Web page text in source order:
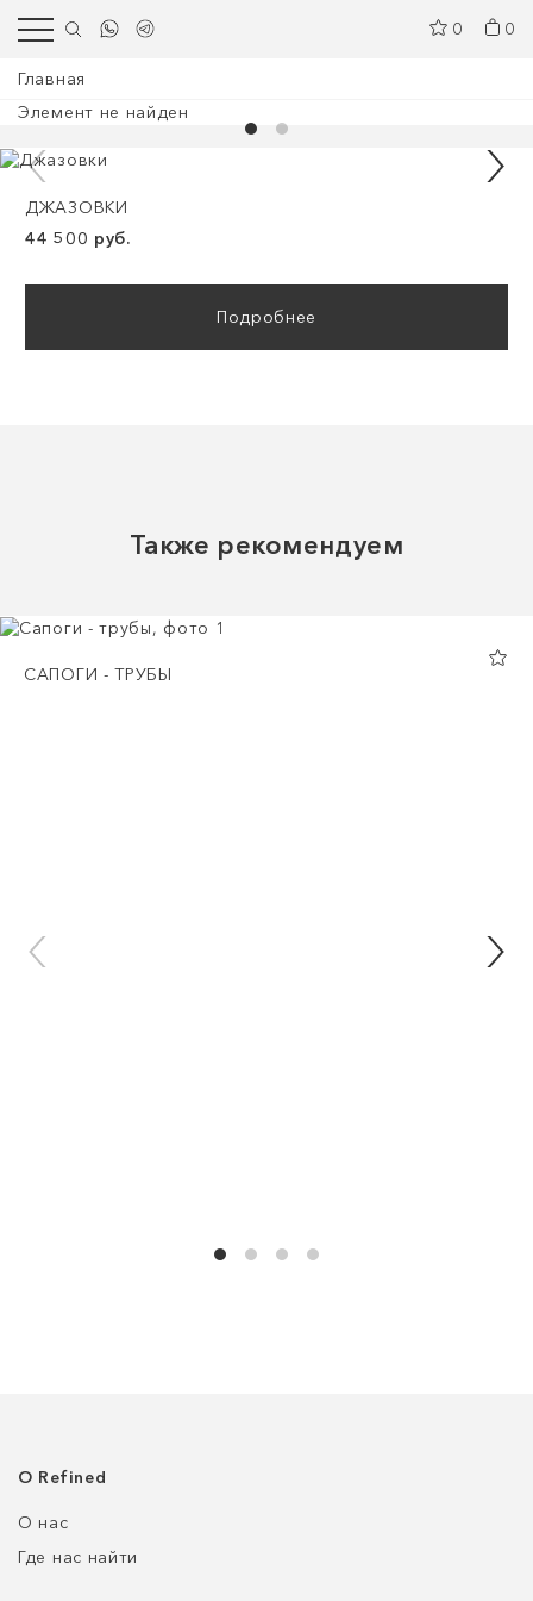
0 0
Главная
Элемент не найден
ДЖАЗОВКИ
44 500 руб.
Подробнее
Также рекомендуем
САПОГИ - ТРУБЫ
О Refined
О нас
Где нас найти